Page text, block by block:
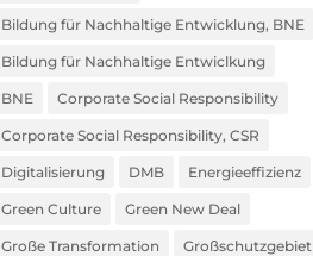
Bildung für Nachhaltige Entwicklung, BNE
Bildung für Nachhaltige Entwiclkung
BNE Corporate Social Responsibility
Corporate Social Responsibility, CSR
Digitalisierung DMB Energieeffizienz
Green Culture Green New Deal
Große Transformation Großschutzgebiet